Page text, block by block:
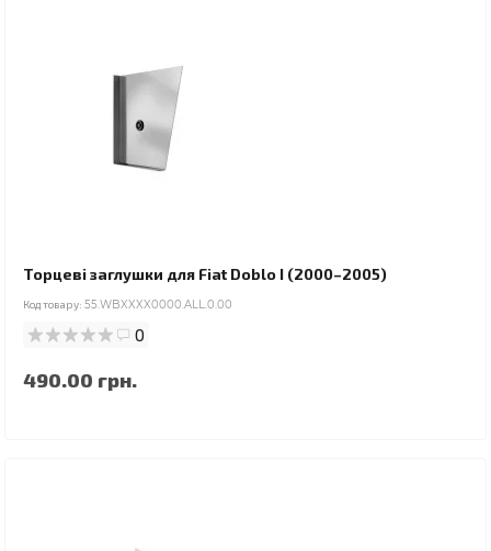
Торцеві заглушки для Fiat Doblo I (2000–2005)
Код товару: 55.WBXXXX0000.ALL.0.00
0
490.00 грн.